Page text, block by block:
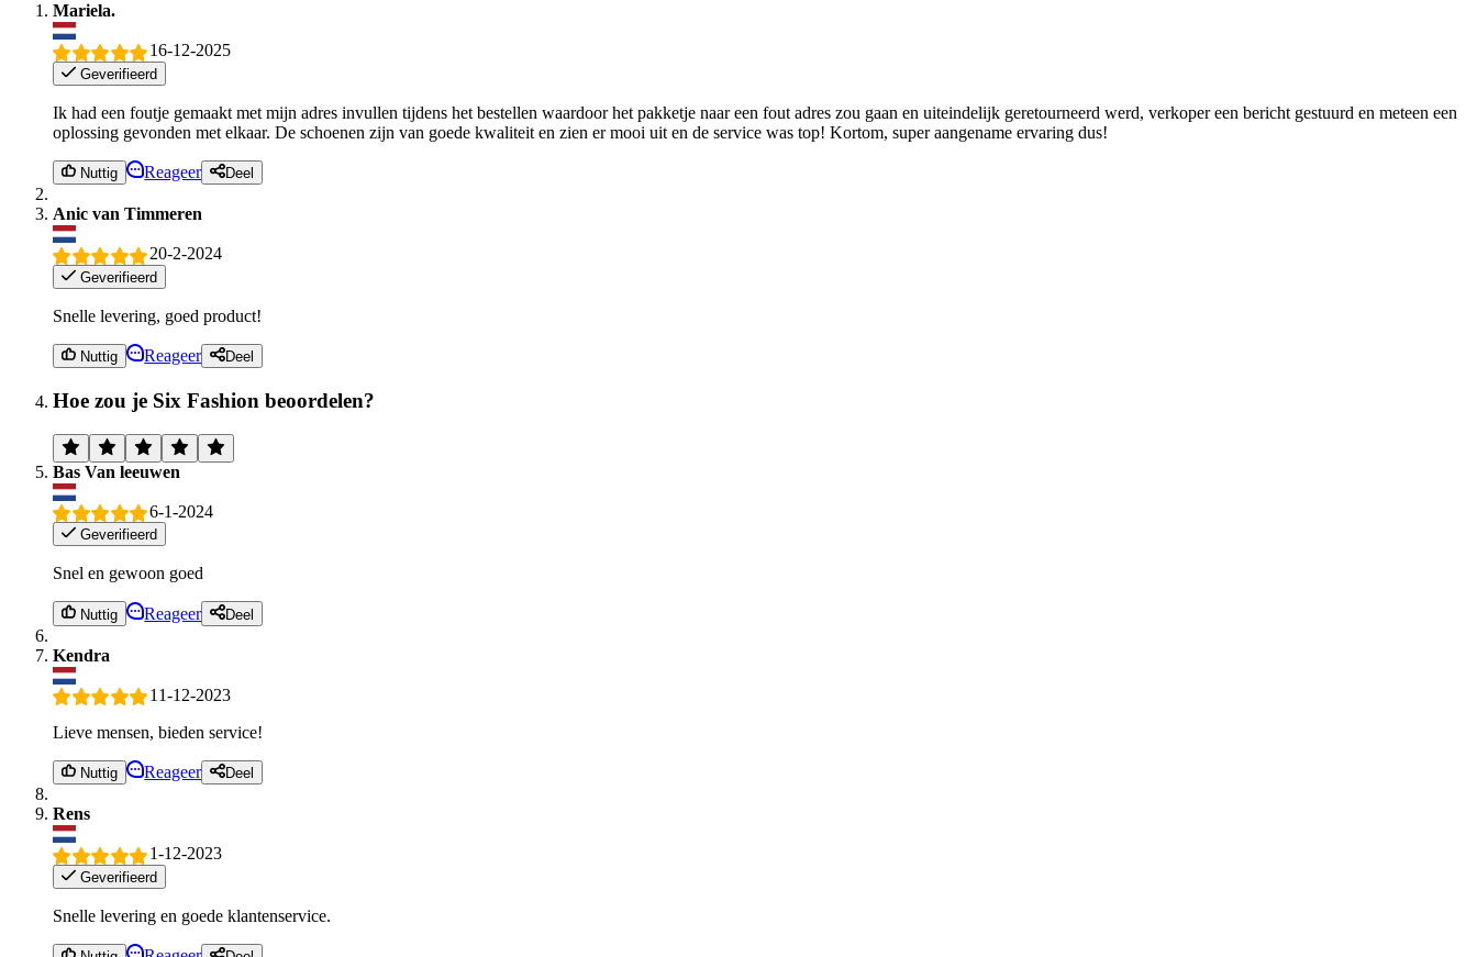
Mariela.
16-12-2025
Geverifieerd
Ik had een foutje gemaakt met mijn adres invullen tijdens het bestellen waardoor het pakketje naar een fout adres zou gaan en uiteindelijk geretourneerd werd, verkoper een bericht gestuurd en meteen een
oplossing gevonden met elkaar. De schoenen zijn van goede kwaliteit en zien er mooi uit en de service was top! Kortom, super aangename ervaring dus!
Nuttig Reageer Deel
Anic van Timmeren
20-2-2024
Geverifieerd
Snelle levering, goed product!
Nuttig Reageer Deel
Hoe zou je Six Fashion beoordelen?
Bas Van leeuwen
6-1-2024
Geverifieerd
Snel en gewoon goed
Nuttig Reageer Deel
Kendra
11-12-2023
Lieve mensen, bieden service!
Nuttig Reageer Deel
Rens
1-12-2023
Geverifieerd
Snelle levering en goede klantenservice.